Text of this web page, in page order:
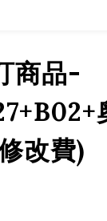
商品-
改費)